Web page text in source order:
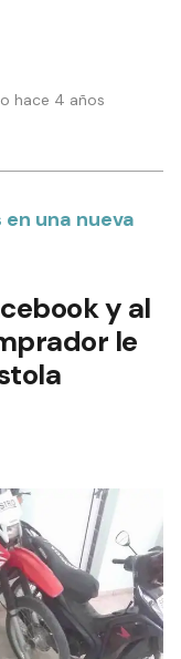
hace 4 años
una nueva
y al
le